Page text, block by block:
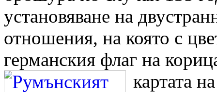
установяване на
отношения, на която с
германския флаг на
картата